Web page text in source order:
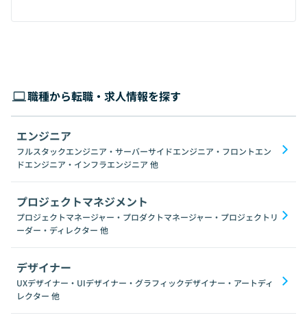
職種から転職・求人情報を探す
エンジニア
フルスタックエンジニア・サーバーサイドエンジニア・フロントエン
ドエンジニア・インフラエンジニア 他
プロジェクトマネジメント
プロジェクトマネージャー・プロダクトマネージャー・プロジェクトリ
ーダー・ディレクター 他
デザイナー
UXデザイナー・UIデザイナー・グラフィックデザイナー・アートディ
レクター 他